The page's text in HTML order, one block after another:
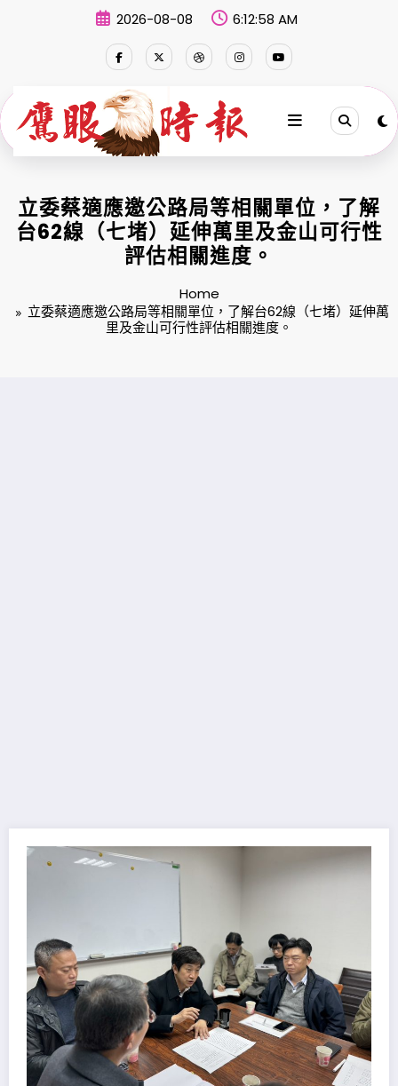
2026-08-08 6:12:59 AM
立委蔡適應邀公路局等相關單位，了解
台62線（七堵）延伸萬里及金山可行性
評估相關進度。
Home
立委蔡適應邀公路局等相關單位，了解台62線（七堵）延伸萬
里及金山可行性評估相關進度。